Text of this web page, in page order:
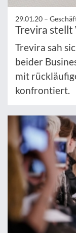
29.01.20 –
Trevira
Trevira sah
beider
mit
konfrontiert.